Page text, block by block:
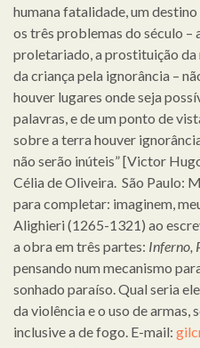
humana fatalidade, um
os três problemas do século –
proletariado, a prostituição da
da criança pela ignorância –
houver lugares onde seja
palavras, e de um ponto de
sobre a terra houver
não serão inúteis” [Victor
Célia de Oliveira. São Paulo:
para completar: imaginem,
Alighieri (1265-1321) ao
a obra em três partes: Inferno,
pensando num mecanismo
sonhado paraíso. Qual seria
da violência e o uso de armas,
inclusive a de fogo. E-mail: